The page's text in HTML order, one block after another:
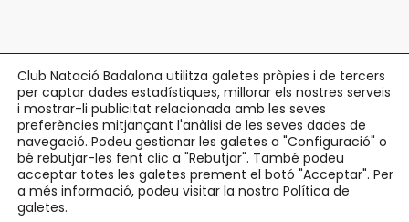
Copyright © 2026 Club Natació Badalona |c/ Eduard Maristany, 5-7
Badalona |93 384 34 13
Avís Legal
Política de Privacitat
Club Natació Badalona utilitza galetes pròpies i de tercers
per captar dades estadístiques, millorar els nostres serveis
i mostrar-li publicitat relacionada amb les seves
preferències mitjançant l'anàlisi de les seves dades de
navegació. Podeu gestionar les galetes a "Configuració" o
bé rebutjar-les fent clic a "Rebutjar". També podeu
acceptar totes les galetes prement el botó "Acceptar". Per
a més informació, podeu visitar la nostra Política de
galetes.